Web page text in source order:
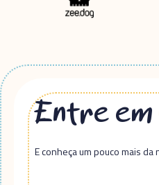
Entre em
E conheça um pouco mais da